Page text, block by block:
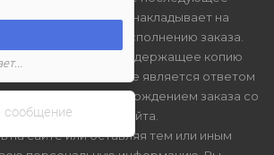
или иных форм, не накладывает на
обязательств по исполнению заказа.
mail сообщение, содержащее копию
заявки на сайте, не является ответом
или подтверждением заказа со
владельцев сайта.
на сайте или оставляя тем или иным
сообщение